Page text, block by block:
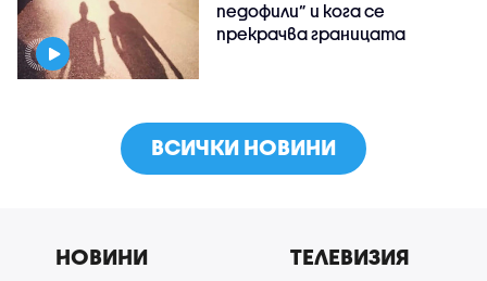
педофили” и кога се
прекрачва границата
ВСИЧКИ НОВИНИ
НОВИНИ ТЕЛЕВИЗИЯ